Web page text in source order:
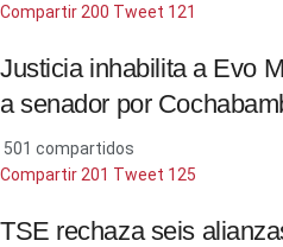
Compartir 200 Tweet 121
Justicia inhabilita a Evo
a senador por
501 compartidos
Compartir 201 Tweet 125
TSE rechaza seis